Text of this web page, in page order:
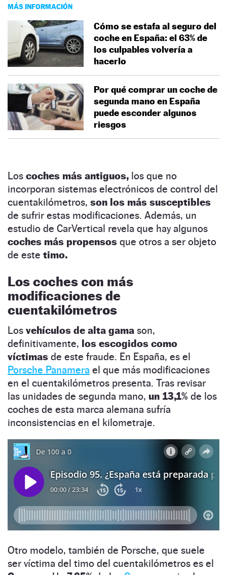
MÁS INFORMACIÓN
Cómo se estafa al seguro del
coche en España: el 63% de
los culpables volvería a
hacerlo
Por qué comprar un coche de
segunda mano en España
puede esconder algunos
riesgos
Los coches más antiguos, los que no
incorporan sistemas electrónicos de control del
cuentakilómetros, son los más susceptibles
de sufrir estas modificaciones. Además, un
estudio de CarVertical revela que hay algunos
coches más propensos que otros a ser objeto
de este timo.
Los coches con más
modificaciones de
cuentakilómetros
Los vehículos de alta gama son,
definitivamente, los escogidos como
víctimas de este fraude. En España, es el
Porsche Panamera el que más modificaciones
en el cuentakilómetros presenta. Tras revisar
las unidades de segunda mano, un 13,1% de los
coches de esta marca alemana sufría
inconsistencias en el kilometraje.
Otro modelo, también de Porsche, que suele
ser víctima del timo del cuentakilómetros es el